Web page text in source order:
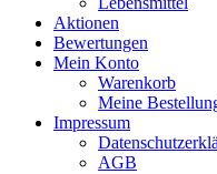
Aktionen
Bewertungen
Mein Konto
Warenkorb
Meine
Impressum
AGB